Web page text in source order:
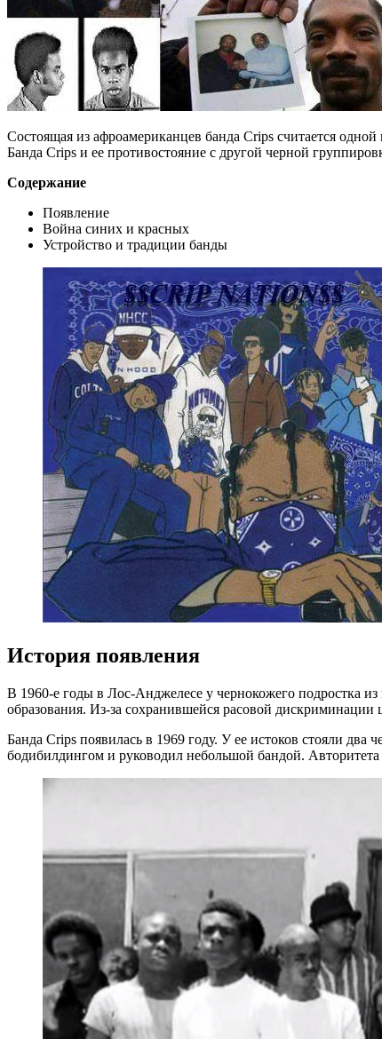
Состоящая из афроамериканцев банда Crips считается
Банда Crips и ее противостояние с другой черной
Содержание
Появление
Война синих и красных
Устройство и традиции банды
История появления
В 1960-е годы в Лос-Анджелесе у чернокожего подростка
образования. Из-за сохранившейся расовой дискриминации
Банда Crips появилась в 1969 году. У ее истоков стояли
бодибилдингом и руководил небольшой бандой.